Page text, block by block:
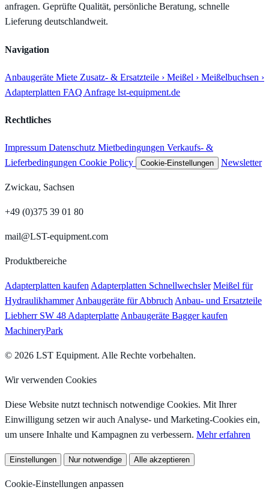
anfragen. Geprüfte Qualität, persönliche Beratung, schnelle
Lieferung deutschlandweit.
Navigation
Anbaugeräte Miete Zusatz- & Ersatzteile › Meißel › Meißelbuchsen ›
Adapterplatten FAQ Anfrage lst-equipment.de
Rechtliches
Impressum Datenschutz Mietbedingungen Verkaufs- &
Lieferbedingungen Cookie Policy Cookie-Einstellungen Newsletter
Zwickau, Sachsen
+49 (0)375 39 01 80
mail@LST-equipment.com
Produktbereiche
Adapterplatten kaufenAdapterplatten Schnellwechsler Meißel für
HydraulikhammerAnbaugeräte für AbbruchAnbau- und Ersatzteile
Liebherr SW 48 AdapterplatteAnbaugeräte Bagger kaufen
MachineryPark
© 2026 LST Equipment. Alle Rechte vorbehalten.
Wir verwenden Cookies
Diese Website nutzt technisch notwendige Cookies. Mit Ihrer
Einwilligung setzen wir auch Analyse- und Marketing-Cookies ein,
um unsere Inhalte und Kampagnen zu verbessern. Mehr erfahren
Einstellungen Nur notwendige Alle akzeptieren
Cookie-Einstellungen anpassen